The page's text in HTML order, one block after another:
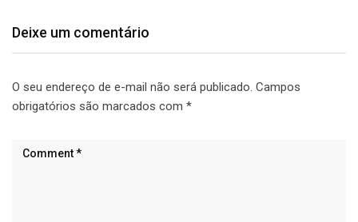
Deixe um comentário
O seu endereço de e-mail não será publicado. Campos
obrigatórios são marcados com *